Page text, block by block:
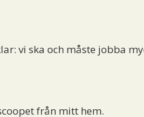
vi ska och måste jobba
från mitt hem.